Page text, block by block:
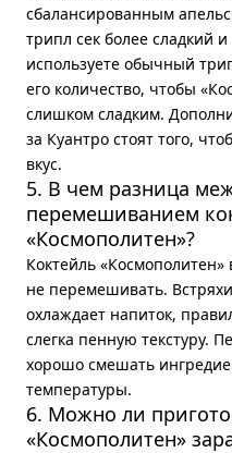
сбалансированным
трипл сек более сладкий
используете обычный
его количество, чтобы
слишком сладким.
за Куантро стоят того,
вкус.
5. В чем разница
перемешиванием
«Космополитен»?
Коктейль «Космополитен»
не перемешивать.
охлаждает напиток,
слегка пенную текстуру.
хорошо смешать
температуры.
6. Можно ли
«Космополитен»